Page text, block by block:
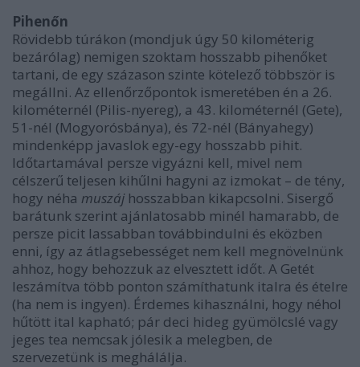
Pihenőn
Rövidebb túrákon (mondjuk úgy 50 kilométerig
bezárólag) nemigen szoktam hosszabb pihenőket
tartani, de egy százason szinte kötelező többször is
megállni. Az ellenőrzőpontok ismeretében én a 26.
kilométernél (Pilis-nyereg), a 43. kilométernél (Gete),
51-nél (Mogyorósbánya), és 72-nél (Bányahegy)
mindenképp javaslok egy-egy hosszabb pihit.
Időtartamával persze vigyázni kell, mivel nem
célszerű teljesen kihűlni hagyni az izmokat – de tény,
hogy néha muszáj hosszabban kikapcsolni. Sisergő
barátunk szerint ajánlatosabb minél hamarabb, de
persze picit lassabban továbbindulni és eközben
enni, így az átlagsebességet nem kell megnövelnünk
ahhoz, hogy behozzuk az elvesztett időt. A Getét
leszámítva több ponton számíthatunk italra és ételre
(ha nem is ingyen). Érdemes kihasználni, hogy néhol
hűtött ital kapható; pár deci hideg gyümölcslé vagy
jeges tea nemcsak jólesik a melegben, de
szervezetünk is meghálálja.